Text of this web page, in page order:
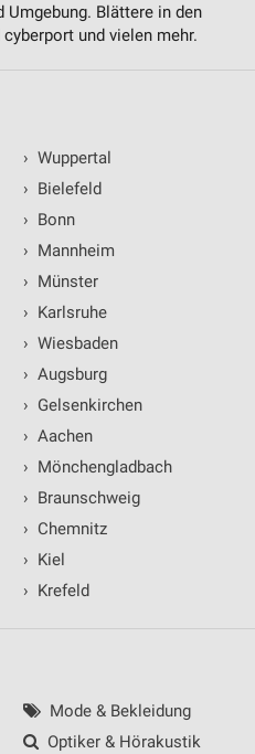
Blättere in den
und vielen mehr.
› Wuppertal
› Bielefeld
› Bonn
› Mannheim
› Münster
› Karlsruhe
› Wiesbaden
› Augsburg
› Gelsenkirchen
› Aachen
› Mönchengladbach
› Braunschweig
› Chemnitz
› Kiel
› Krefeld
Mode & Bekleidung
Optiker & Hörakustik